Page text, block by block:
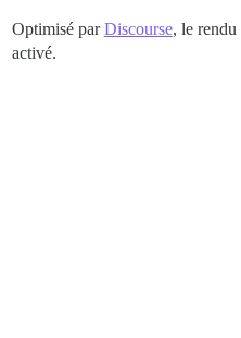
Optimisé parDiscourse, le rendu
activé.